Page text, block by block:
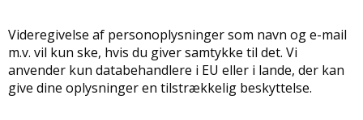
Videregivelse af personoplysninger som navn og e-mail
m.v. vil kun ske, hvis du giver samtykke til det. Vi
anvender kun databehandlere i EU eller i lande, der kan
give dine oplysninger en tilstrækkelig beskyttelse.